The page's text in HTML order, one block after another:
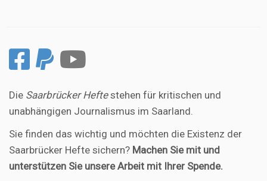
Die Saarbrücker Heftestehen für kritischen und
unabhängigen Journalismus im Saarland.
Sie finden das wichtig und möchten die Existenz der
Saarbrücker Hefte sichern? Machen Sie mit und
unterstützen Sie unsere Arbeit mit Ihrer Spende.